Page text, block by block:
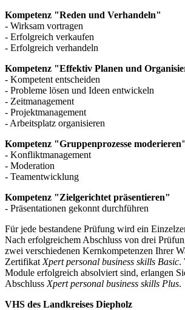
Kompetenz "Reden und Verhandeln"
- Wirksam vortragen
- Erfolgreich verkaufen
- Erfolgreich verhandeln
Kompetenz "Effektiv Planen und
- Kompetent entscheiden
- Probleme lösen und Ideen entwickeln
- Zeitmanagement
- Projektmanagement
- Arbeitsplatz organisieren
Kompetenz "Gruppenprozesse moderieren"
- Konfliktmanagement
- Moderation
- Teamentwicklung
Kompetenz "Zielgerichtet präsentieren"
- Präsentationen gekonnt durchführen
Für jede bestandene Prüfung wird ein
Nach erfolgreichem Abschluss von drei
zwei verschiedenen Kernkompetenzen Ihrer
Zertifikat Xpert personal business skills Basic.
Module erfolgreich absolviert sind, erlangen
Abschluss Xpert personal business skills Plus.
VHS des Landkreises Diepholz